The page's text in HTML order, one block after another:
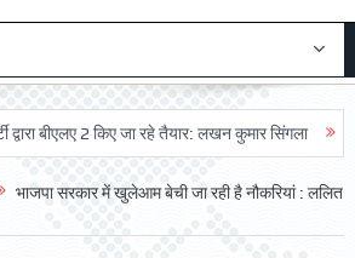
2 किए जा रहे तैयार: लखन कुमार सिंगला सिद्धपीठ
भाजपा सरकार में खुलेआम बेची जा रही है नौकरियां : ललित